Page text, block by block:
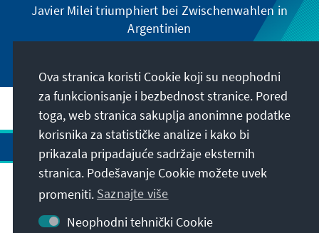
Javier Milei triumphiert bei Zwischenwahlen in
Argentinien
Kontakt
Ova stranica koristi Cookie koji su neophodni
za funkcionisanje i bezbednost stranice. Pored
toga, web stranica sakuplja anonimne podatke
korisnika za statističke analize i kako bi
prikazala pripadajuće sadržaje eksternih
stranica. Podešavanje Cookie možete uvek
promeniti. Saznajte više
Neophodni tehnički Cookie